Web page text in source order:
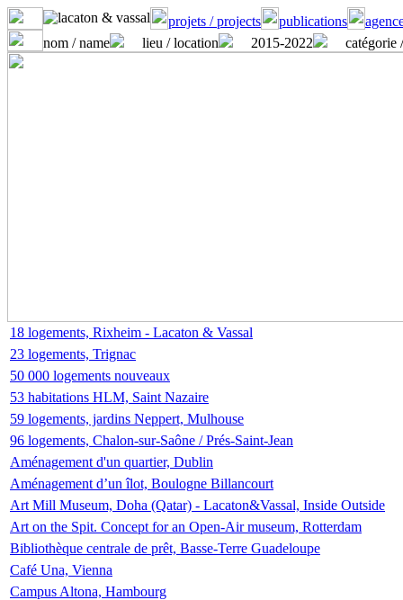
projets / projects publications
nom / name
lieu / location 2015-2022 catégorie
18 logements, Rixheim - Lacaton & Vassal
23 logements, Trignac
50 000 logements nouveaux
53 habitations HLM, Saint Nazaire
59 logements, jardins Neppert, Mulhouse
96 logements, Chalon-sur-Saône / Prés-Saint-Jean
Aménagement d'un quartier, Dublin
Aménagement d’un îlot, Boulogne Billancourt
Art Mill Museum, Doha (Qatar) - Lacaton&Vassal, Inside Outside
Art on the Spit. Concept for an Open-Air museum, Rotterdam
Bibliothèque centrale de prêt, Basse-Terre Guadeloupe
Café Una, Vienna
Campus Altona, Hambourg